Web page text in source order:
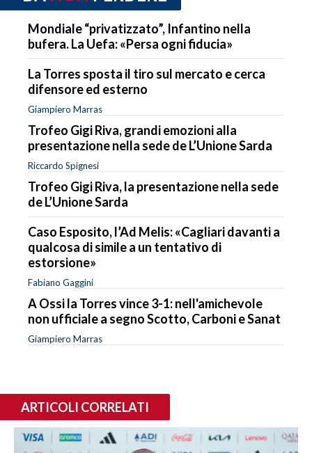
Mondiale “privatizzato”, Infantino nella
bufera. La Uefa: «Persa ogni fiducia»
La Torres sposta il tiro sul mercato e cerca
difensore ed esterno
Giampiero Marras
Trofeo Gigi Riva, grandi emozioni alla
presentazione nella sede de L’Unione Sarda
Riccardo Spignesi
Trofeo Gigi Riva, la presentazione nella sede
de L’Unione Sarda
Caso Esposito, l’Ad Melis: «Cagliari davanti a
qualcosa di simile a un tentativo di
estorsione»
Fabiano Gaggini
A Ossi la Torres vince 3-1: nell'amichevole
non ufficiale a segno Scotto, Carboni e Sanat
Giampiero Marras
ARTICOLI CORRELATI